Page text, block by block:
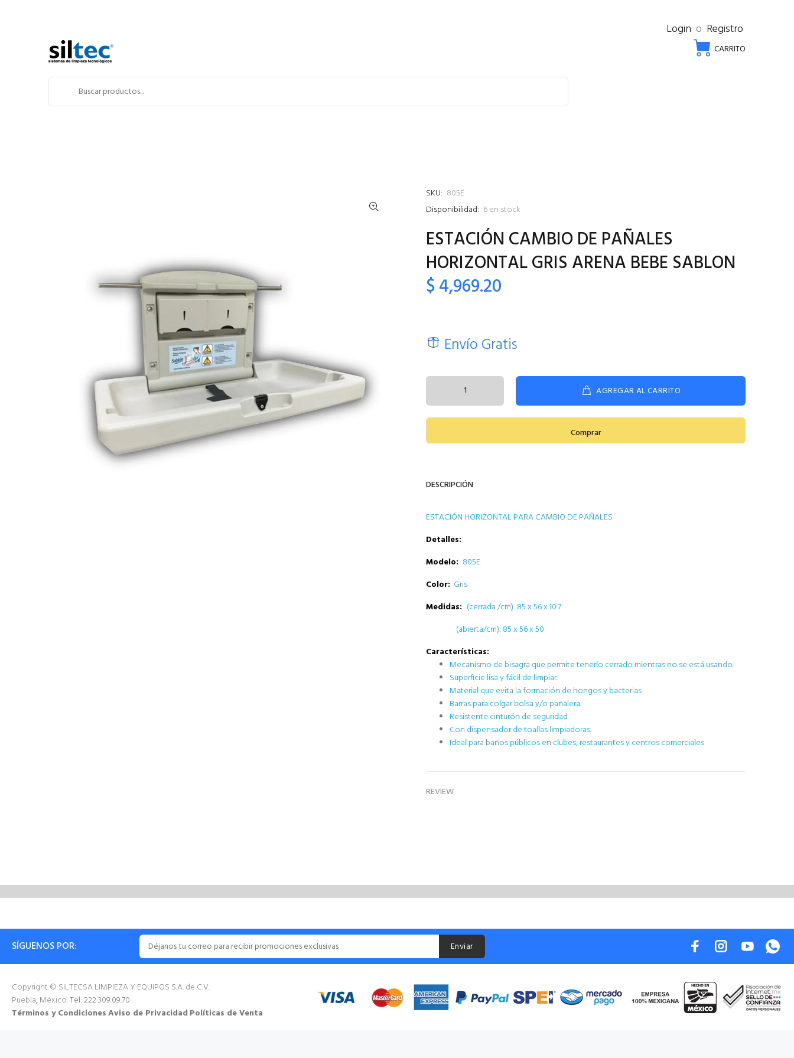
Login o Registro
CARRITO
SKU: 805E
Disponibilidad: 6en stock
ESTACIÓN CAMBIO DE PAÑALES
HORIZONTAL GRIS ARENA BEBE SABLON
$ 4,969.20
Envío Gratis
AGREGAR AL CARRITO
Comprar
DESCRIPCIÓN
ESTACIÓN HORIZONTAL PARA CAMBIO DE PAÑALES
Detalles:
Modelo: 805E
Color: Gris
Medidas: (cerrada /cm): 85 x 56 x 10.7
(abierta/cm): 85 x 56 x 50
Características:
Mecanismo de bisagra que permite tenerlo cerrado mientras no se está usando.
Superficie lisa y fácil de limpiar.
Material que evita la formación de hongos y bacterias
Barras para colgar bolsa y/o pañalera.
Resistente cinturón de seguridad.
Con dispensador de toallas limpiadoras.
Ideal para baños públicos en clubes, restaurantes y centros comerciales
REVIEW
SÍGUENOS POR: Enviar
Copyright © SILTECSA LIMPIEZA Y EQUIPOS S.A. de C.V.
Puebla, México.Tel: 222 309.09.70
Términos y CondicionesAviso de Privacidad Políticas de Venta